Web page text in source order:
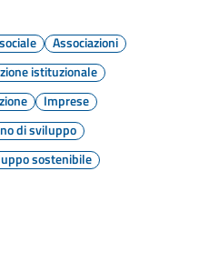
Associazioni
istituzionale
Imprese
di sviluppo
sostenibile